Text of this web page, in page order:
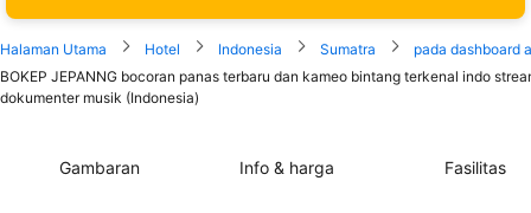
Halaman Utama Hotel Indonesia Sumatra
pada dashboard
BOKEP JEPANNG bocoran panas terbaru dan kameo bintang terkenal indo
dokumenter musik (Indonesia)
Gambaran Info & harga Fasilitas